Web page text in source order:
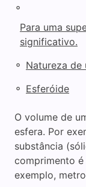
◦
Para uma
significativo.
◦ Natureza de
◦ Esferóide
O volume de
esfera. Por
substância
comprimento
exemplo,